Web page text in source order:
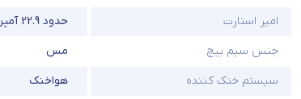
امپر استارت
حدود 22.9 آمپر
جنس سیم پیچ
مس
سیستم خنک کننده
هواخنک